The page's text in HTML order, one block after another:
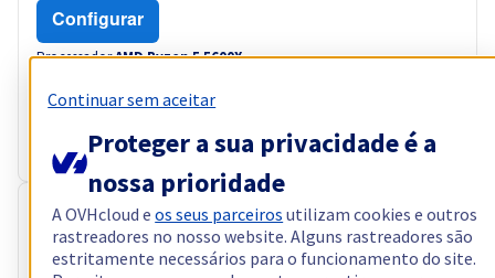
Configurar
ProcessadorAMD Ryzen 5 5600X
RAM32 GB – 64 GB
Largura de banda pública 3 Gbps
RISE-GAME-2 Instalação gratuita
89,99 €
Continuar sem aceitar
Proteger a sua privacidade é a
nossa prioridade
A OVHcloud eos seus parceiros utilizam cookies e outros
rastreadores no nosso website. Alguns rastreadores são
estritamente necessários para o funcionamento do site.